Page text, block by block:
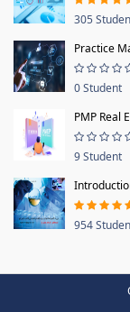
305
Practice
0 Student
PMP Real
9 Student
954